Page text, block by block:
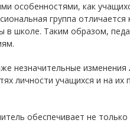
особенностями, как
группа
школе. Таким образом,
незначительные изменения
личности учащихся и на их
обеспечивает не